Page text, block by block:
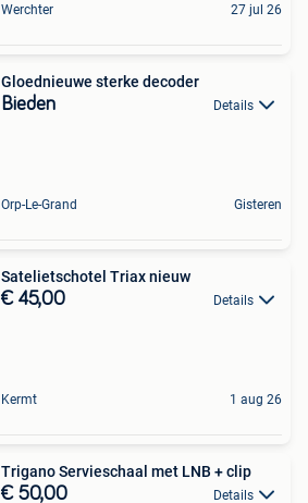
Werchter 27 jul 26
Gloednieuwe sterke decoder
Bieden Details
Orp-Le-Grand Gisteren
Satelietschotel Triax nieuw
€ 45,00 Details
Kermt 1 aug 26
Trigano Servieschaal met LNB + clip
€ 50,00 Details